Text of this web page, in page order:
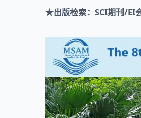
★出版检索：SCI期刊/EI